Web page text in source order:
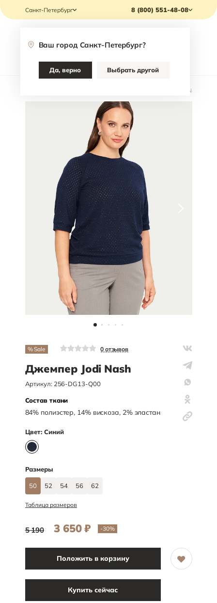
Санкт-Петербург
Ваш город Санкт-Петербург?
Да, верно Выбрать другой
8 (800) 551-48-08
Каталог
Джемпер Jodi Nash
% Sale 0 отзывов
Джемпер Jodi Nash
Артикул: 256-DG13-Q00
Состав ткани
84% полиэстер, 14% вискоза, 2% эластан
Цвет: Синий
Размеры
50 52 54 56 62
Таблица размеров
5 190 3 650₽ -30%
Положить в корзину
Купить сейчас